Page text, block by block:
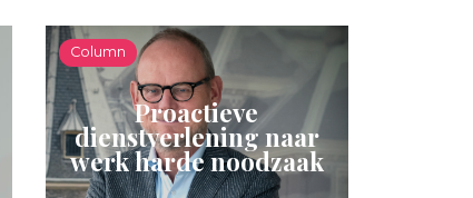
Column
Proactieve
dienstverlening naar
werk harde noodzaak